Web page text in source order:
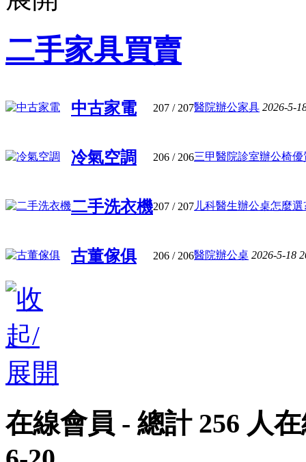
二手家具買賣
中古家電 207 / 207醫院辦公家具 2026-5-
冷氣空調 206 / 206三甲醫院診室辦公椅優
二手洗衣機207 / 207儿科醫生辦公桌怎麼選
古董傢俱 206 / 206醫院辦公桌 2026-5-18
在線會員 - 總計 256 人